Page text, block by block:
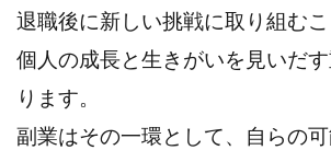
退職後に新しい挑戦に取り組むこ
個人の成長と生きがいを見いだ
ります。
副業はその一環として、自らの可